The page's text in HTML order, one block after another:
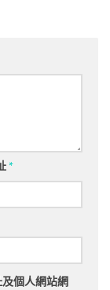
*
個人網站網